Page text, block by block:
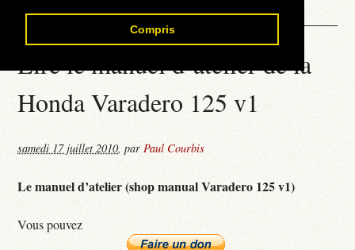
Compris
Contact
Lire le manuel d’atelier de la
Honda Varadero 125 v1
samedi 17 juillet 2010,parPaul Courbis
Le manuel d’atelier (shop manual Varadero 125 v1)
Vous pouvez